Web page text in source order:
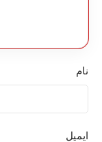
نام
ایمیل